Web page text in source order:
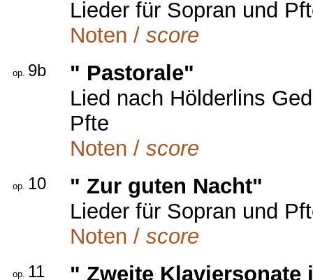
Lieder für Sopran und
Noten / score
op. 9b
" Pastorale"
Lied nach Hölderlins
Pfte
Noten / score
op. 10
" Zur guten Nacht"
Lieder für Sopran und
Noten / score
op. 11 " Zweite